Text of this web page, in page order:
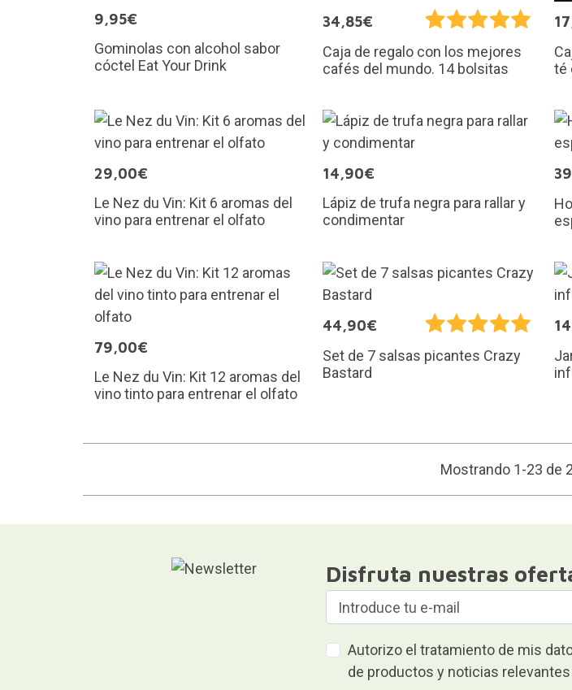
9,95€
Gominolas con alcohol sabor
cóctel Eat Your Drink
34,85€
Caja de regalo con los mejores
cafés del mundo. 14 bolsitas
té
29,00€
Le Nez du Vin: Kit 6 aromas del
vino para entrenar el olfato
14,90€
Lápiz de trufa negra para rallar y
condimentar
79,00€
Le Nez du Vin: Kit 12 aromas del
vino tinto para entrenar el olfato
44,90€
Set de 7 salsas picantes Crazy
Bastard
Mostrando 1-23 de
Disfruta nuestras
Autorizo el tratamiento de mis
de productos y noticias relevantes